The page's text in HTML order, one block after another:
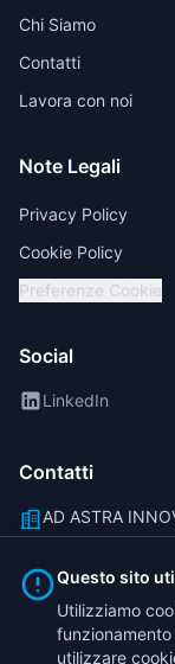
Chi Siamo
Contatti
Lavora con noi
Note Legali
Privacy Policy
Cookie Policy
Preferenze Cookie
Social
LinkedIn
Contatti
AD ASTRA
info@traicorder.it
(+39) 011 40 81
Questo sito
Utilizziamo
utilizzare